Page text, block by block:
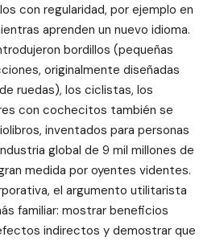
con regularidad, por ejemplo en
aprenden un nuevo idioma.
bordillos (pequeñas
originalmente diseñadas
ruedas), los ciclistas, los
con cochecitos también se
inventados para personas
global de 9 mil millones de
medida por oyentes videntes.
el argumento utilitarista
familiar: mostrar beneficios
indirectos y demostrar que